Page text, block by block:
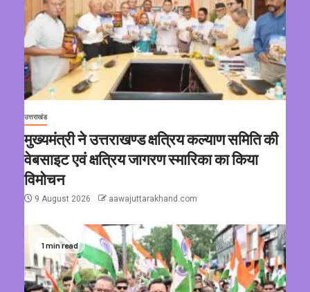
उत्तराखंड
मुख्यमंत्री ने उत्तराखण्ड क्षत्रिय कल्याण समिति की
वेबसाइट एवं क्षत्रिय जागरण स्मारिका का किया
विमोचन
9 August 2026 aawajuttarakhand.com
1 min read